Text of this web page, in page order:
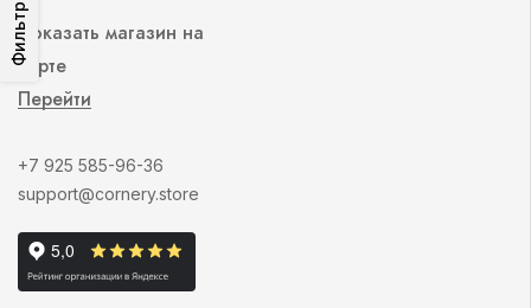
ФильтрПоказать магазин на
карте
Перейти
+7 925 585-96-36
support@cornery.store